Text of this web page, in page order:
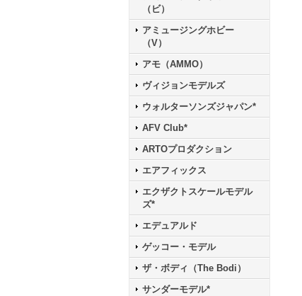
（ビ）
アミュージングホビー
（V）
アモ（AMMO）
ヴィジョンモデルズ
ウォルターソンズジャパン*
AFV Club*
ARTOプロダクション
エアフィックス
エクザクトスケールモデル
ズ*
エデュアルド
ゲッコー・モデル
ザ・ボディ（The Bodi）
サンダーモデル*